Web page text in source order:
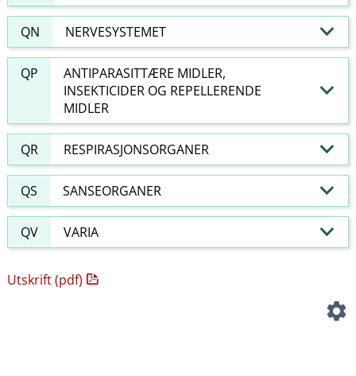
QN NERVESYSTEMET
QP
ANTIPARASITTÆRE MIDLER,
INSEKTICIDER OG REPELLERENDE
MIDLER
QR RESPIRASJONSORGANER
QS SANSEORGANER
QV VARIA
Utskrift (pdf)